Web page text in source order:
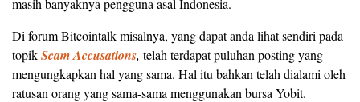
masih banyaknya pengguna asal Indonesia.
Di forum Bitcointalk misalnya, yang dapat anda lihat sendiri pada
topikScam Accusations, telah terdapat puluhan posting yang
mengungkapkan hal yang sama. Hal itu bahkan telah dialami oleh
ratusan orang yang sama-sama menggunakan bursa Yobit.